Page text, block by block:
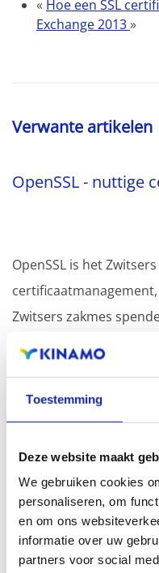
Toestemming
Deze website maakt
We gebruiken cookies
personaliseren, om
en om ons
informatie over uw
partners voor social
« Hoe een SSL
Exchange 2013»
Verwante artikelen
OpenSSL - nuttige
OpenSSL is het
Zwitsers zakmes
Meer lezen
Wat is een
Een Certificate